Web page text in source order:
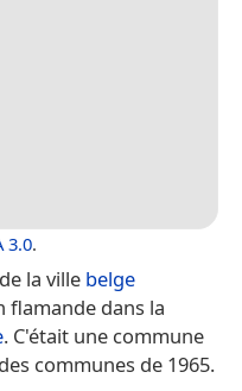
3.0.
la ville belge
flamande dans la
. C'était une commune
communes de 1965.